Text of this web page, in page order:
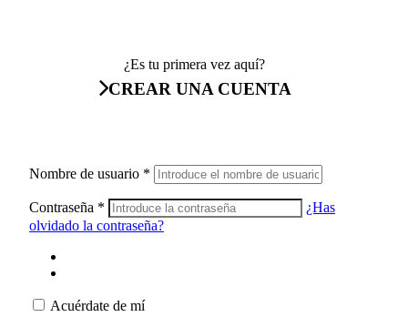
¿Es tu primera vez aquí?
CREAR UNA CUENTA
Nombre de usuario *
Contraseña *
¿Has
olvidado la contraseña?
Acuérdate de mí